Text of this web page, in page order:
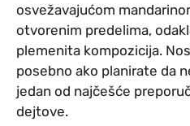
osvežavajućom
otvorenim predelima,
plemenita kompozicija.
posebno ako planirate da
jedan od najčešće
dejtove.